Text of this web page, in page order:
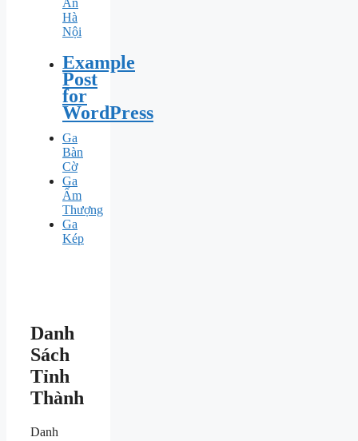
Hà
Nội
Example
Post
for
WordPress
Ga
Bàn
Cờ
Ga
Ấm
Thượng
Ga
Kép
Danh
Sách
Tỉnh
Thành
Danh